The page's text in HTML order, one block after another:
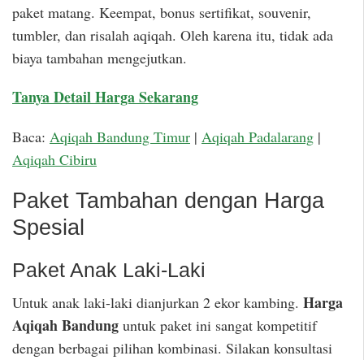
paket matang. Keempat, bonus sertifikat, souvenir,
tumbler, dan risalah aqiqah. Oleh karena itu, tidak ada
biaya tambahan mengejutkan.
Tanya Detail Harga Sekarang
Baca: Aqiqah Bandung Timur | Aqiqah Padalarang |
Aqiqah Cibiru
Paket Tambahan dengan Harga
Spesial
Paket Anak Laki-Laki
Untuk anak laki-laki dianjurkan 2 ekor kambing. Harga
Aqiqah Bandung untuk paket ini sangat kompetitif
dengan berbagai pilihan kombinasi. Silakan konsultasi